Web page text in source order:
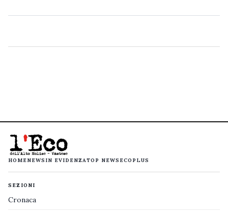
HOMENEWS IN EVIDENZATOP NEWS ECOPLUS
SEZIONI
Cronaca